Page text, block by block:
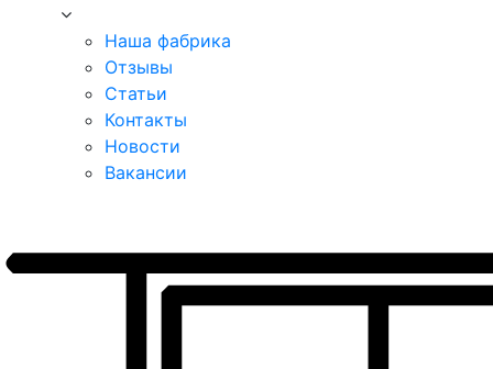
Наша фабрика
Отзывы
Статьи
Контакты
Новости
Вакансии